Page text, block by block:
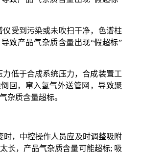
仪受到污染或未吹扫干净，色谱柱
导致产品气杂质含量出现“假超标”
力低于合成系统压力，合成装置工
回，窜入氢气外送管网，导致聚
杂质含量超标。
时，中控操作人员应及时调整吸附
长，产品气杂质含量可能超标; 吸